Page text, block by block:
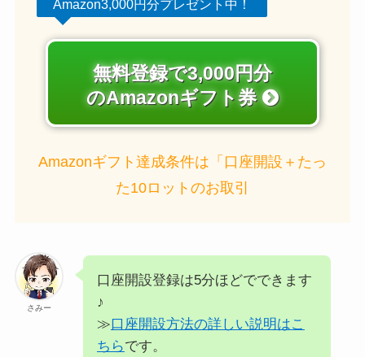
Amazon3,000円分プレゼント中！
無料登録で3,000円分
のAmazonギフト券
Amazonギフト達成条件は「口座開設＋たっ
た10ロットのお取引
さみー
口座開設登録は5分ほどでできます
♪
≫口座開設方法の詳しい説明はこ
ちらです。